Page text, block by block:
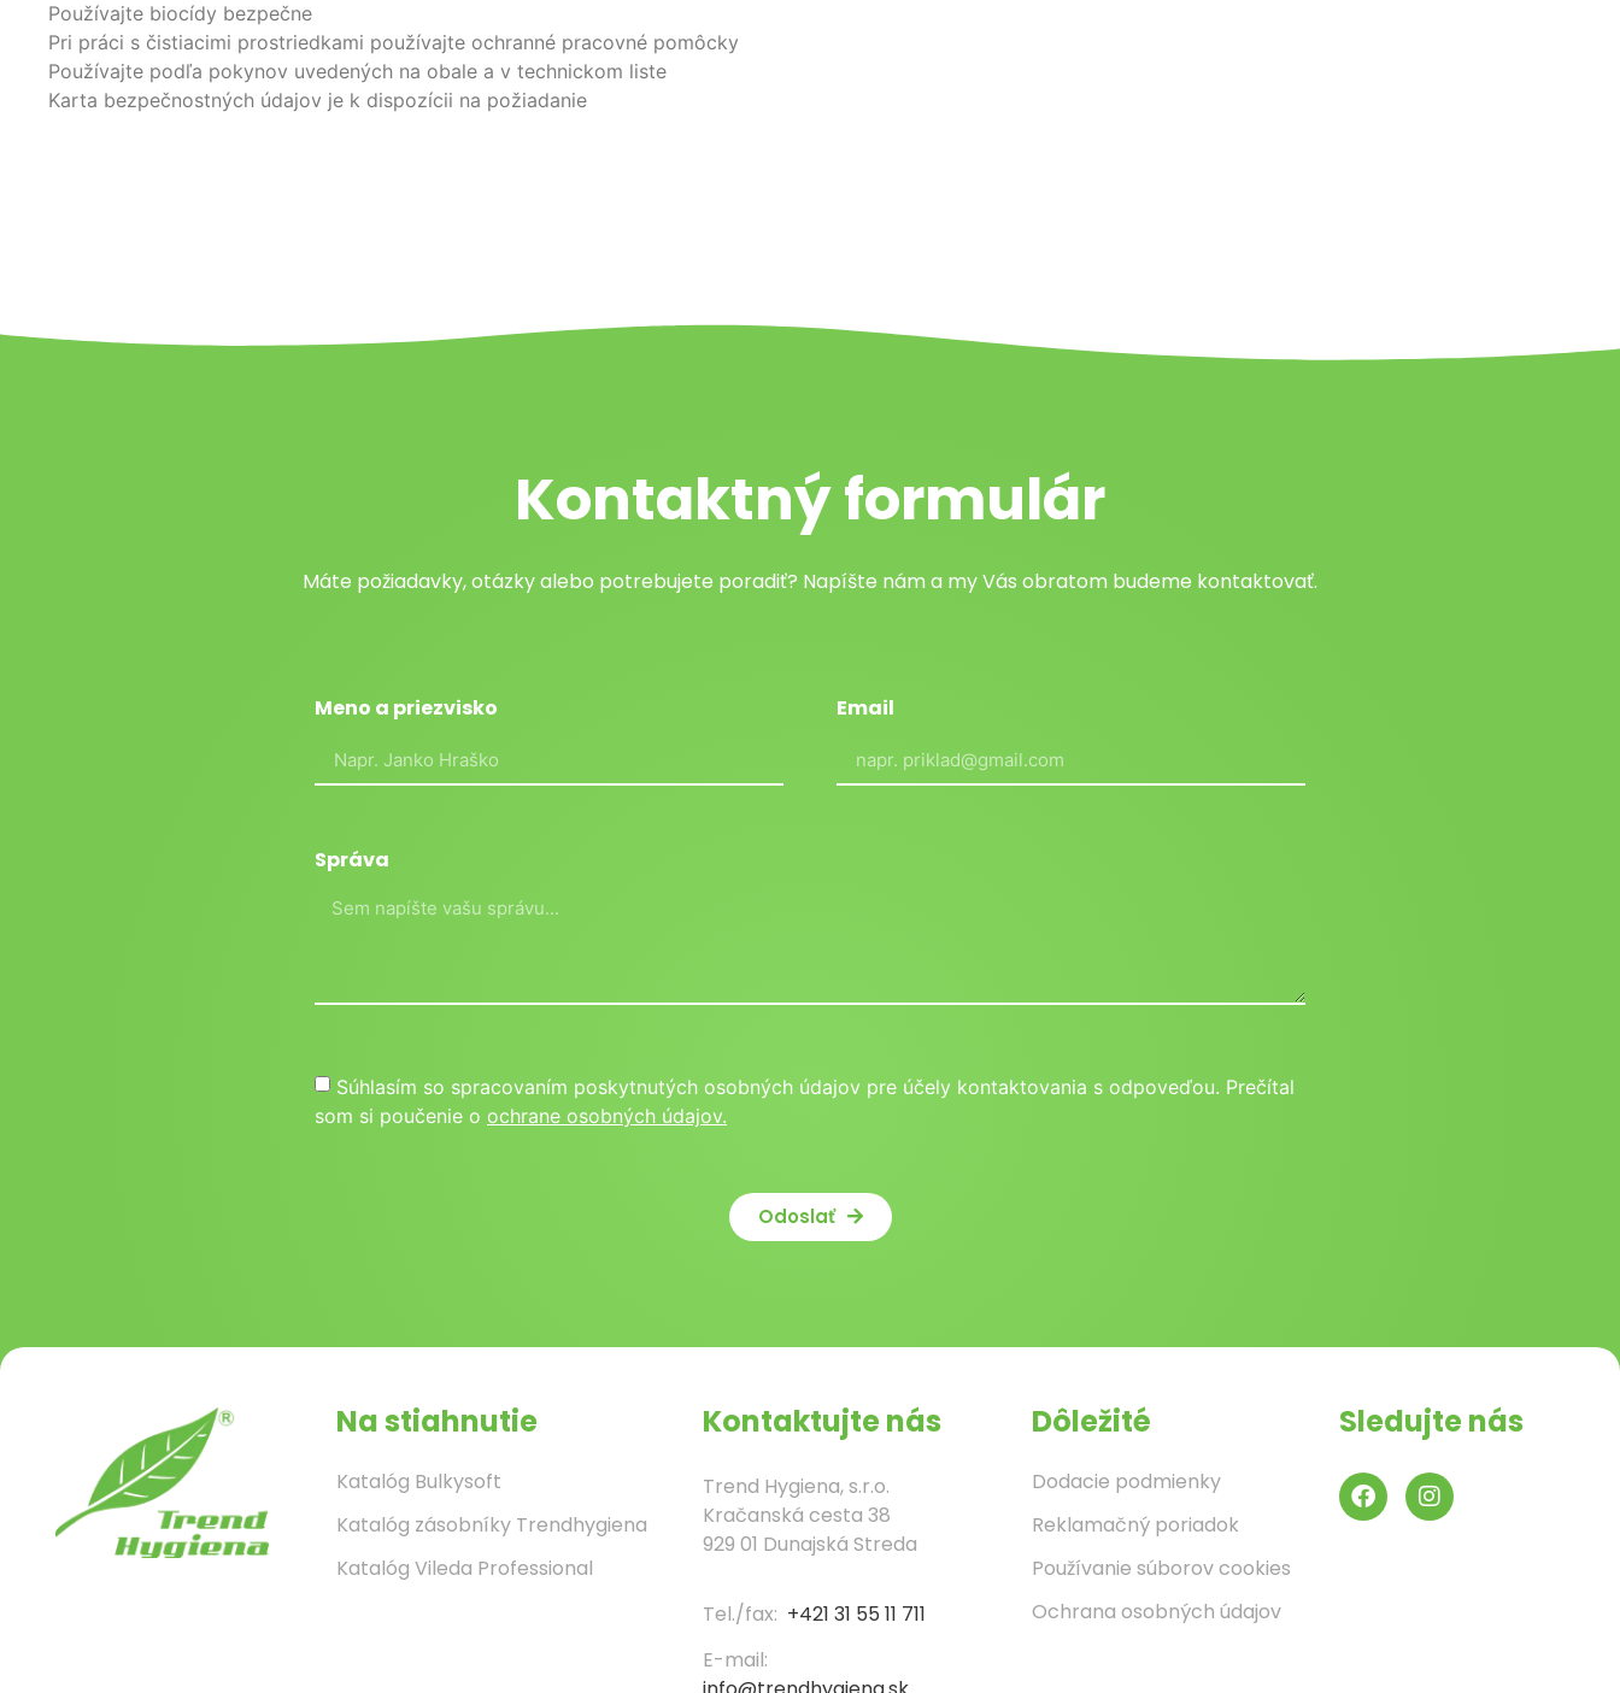
Používajte biocídy bezpečne
Pri práci s čistiacimi prostriedkami používajte ochranné pracovné pomôcky
Používajte podľa pokynov uvedených na obale a v technickom liste
Karta bezpečnostných údajov je k dispozícii na požiadanie
Kontaktný formulár
Máte požiadavky, otázky alebo potrebujete poradiť? Napíšte nám a my Vás obratom budeme kontaktovať.
Meno a priezvisko Email
Správa
Súhlasím so spracovaním poskytnutých osobných údajov pre účely kontaktovania s odpoveďou. Prečítal
som si poučenie o ochrane osobných údajov.
Odoslať
Na stiahnutie
Katalóg Bulkysoft
Katalóg zásobníky Trendhygiena
Katalóg Vileda Professional
Kontaktujte nás
Trend Hygiena, s.r.o.
Kračanská cesta 38
929 01 Dunajská Streda
Tel./fax: +421 31 55 11 711
E-mail:
Dôležité
Dodacie podmienky
Reklamačný poriadok
Používanie súborov cookies
Ochrana osobných údajov
Sledujte nás